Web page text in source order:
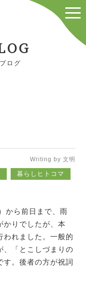
ログ
暮らしヒトコマ
Writing by 文明
から前日まで、雨
かりでしたが、本
われました。一般的
、「とこしづまりの
す。後者の方が祝詞